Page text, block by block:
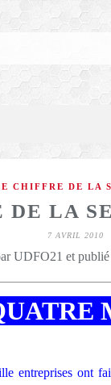
CHIFFRE DE LA
DE LA
7 AVRIL 2010
UDFO21 et
entreprises ont